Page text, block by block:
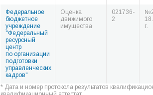
Федеральное
бюджетное
учреждение
"Федеральный
ресурсный
центр
по организации
подготовки
управленческих
кадров"
Оценка
движимого
имущества
021736-
2
г.
* Дата и номер протокола результатов